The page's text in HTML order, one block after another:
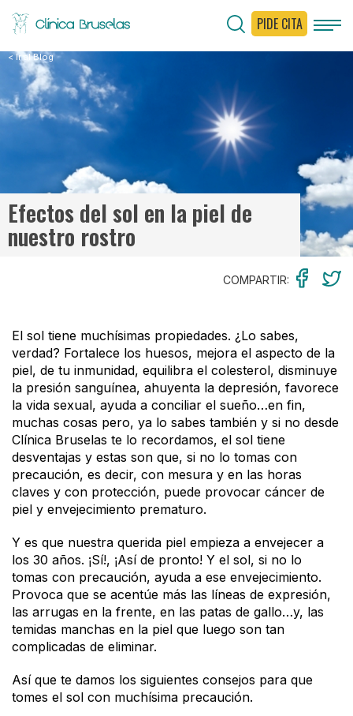
PIDE CITA
< Ir al Blog
Efectos del sol en la piel de
nuestro rostro
COMPARTIR:
El sol tiene muchísimas propiedades. ¿Lo sabes,
verdad? Fortalece los huesos, mejora el aspecto de la
piel, de tu inmunidad, equilibra el colesterol, disminuye
la presión sanguínea, ahuyenta la depresión, favorece
la vida sexual, ayuda a conciliar el sueño…en fin,
muchas cosas pero, ya lo sabes también y si no desde
Clínica Bruselas te lo recordamos, el sol tiene
desventajas y estas son que, si no lo tomas con
precaución, es decir, con mesura y en las horas
claves y con protección, puede provocar cáncer de
piel y envejecimiento prematuro.
Y es que nuestra querida piel empieza a envejecer a
los 30 años. ¡Sí!, ¡Así de pronto! Y el sol, si no lo
tomas con precaución, ayuda a ese envejecimiento.
Provoca que se acentúe más las líneas de expresión,
las arrugas en la frente, en las patas de gallo…y, las
temidas manchas en la piel que luego son tan
complicadas de eliminar.
Así que te damos los siguientes consejos para que
tomes el sol con muchísima precaución.